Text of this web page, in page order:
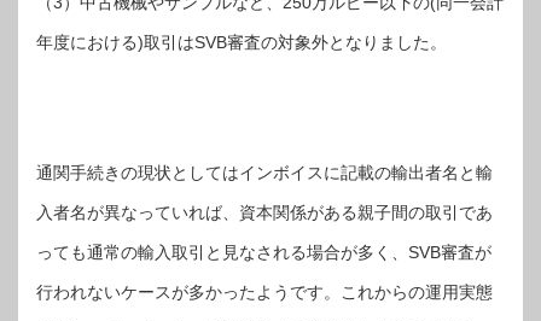
年度における)取引はSVB審査の対象外となりました。
通関手続きの現状としてはインボイスに記載の輸出者名と輸
入者名が異なっていれば、資本関係がある親子間の取引であ
っても通常の輸入取引と見なされる場合が多く、SVB審査が
行われないケースが多かったようです。これからの運用実態